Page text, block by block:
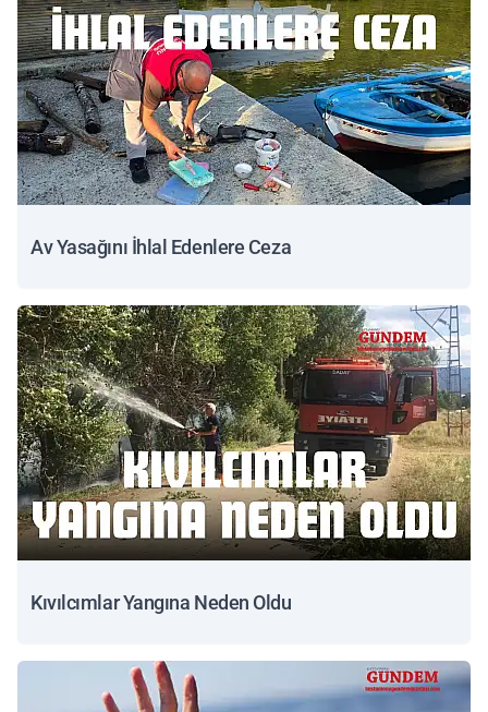
Av Yasağını İhlal Edenlere Ceza
Kıvılcımlar Yangına Neden Oldu